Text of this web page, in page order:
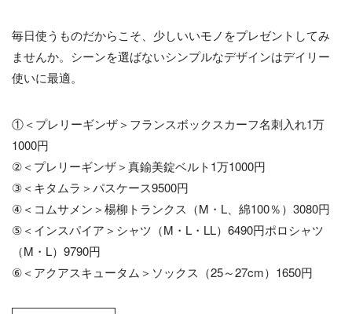
毎日使うものだからこそ、少しいいモノをプレゼントしてみ
ませんか。シーンを選ばないシンプルなデザインはデイリー
使いに最適。
①＜プレリーギンザ＞フランスボックスカーフ名刺入れ1万
1000円
②＜プレリーギンザ＞真鍮美錠ベルト1万1000円
③＜キタムラ＞パスケース9500円
④＜コムサメン＞楊柳トランクス（M・L、綿100％）3080円
⑤＜インスパイア＞シャツ（M・L・LL）6490円ポロシャツ
（M・L）9790円
⑥＜アクアスキュータム＞ソックス（25～27cm）1650円